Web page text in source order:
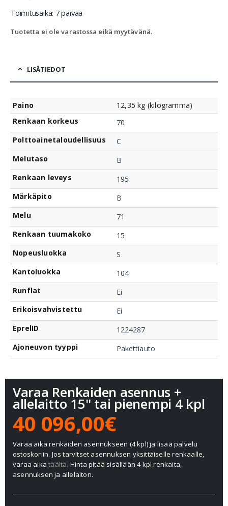
Toimitusaika: 7 päivää
Tuotetta ei ole varastossa eikä myytävänä.
LISÄTIEDOT
Paino
12,35 kg (kilogramma)
Renkaan korkeus
70
Polttoainetaloudellisuus
C
Melutaso
B
Renkaan leveys
195
Märkäpito
B
Melu
71
Renkaan tuumakoko
15
Nopeusluokka
S
Kantoluokka
104
Runflat
Ei
Erikoisvahvistettu
Ei
EprelID
1224287
Ajoneuvon tyyppi
Pakettiauto
Varaa Renkaiden asennus +
allelaitto 15" tai pienempi 4 kpl
40 096,00€
Varaa aika renkaiden asennukseen (4 kpl) ja lisää palvelu
ostoskoriin. Jos tarvitset asennuksen yksittäiselle renkaalle,
varaa aikatäältä. Hinta pitää sisällään 4 kpl renkaita,
asennuksen ja allelaiton.